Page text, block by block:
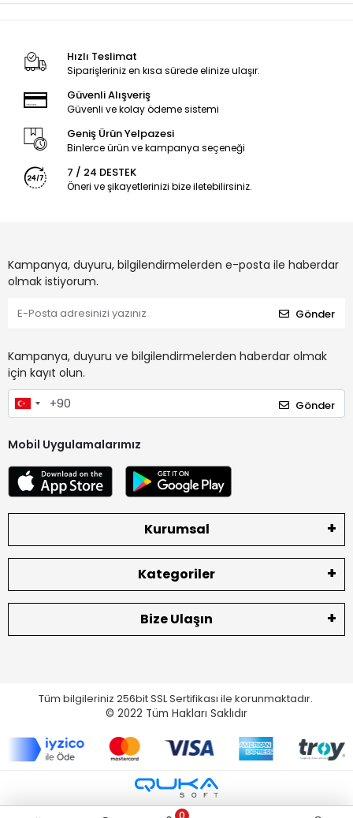
Hızlı Teslimat
Siparişleriniz en kısa sürede elinize ulaşır.
Güvenli Alışveriş
Güvenli ve kolay ödeme sistemi
Geniş Ürün Yelpazesi
Binlerce ürün ve kampanya seçeneği
7 / 24 DESTEK
Öneri ve şikayetlerinizi bize iletebilirsiniz.
Kampanya, duyuru, bilgilendirmelerden e-posta ile haberdar
olmak istiyorum.
Gönder
Kampanya, duyuru ve bilgilendirmelerden haberdar olmak
için kayıt olun.
Gönder
Mobil Uygulamalarımız
Kurumsal
Kategoriler
Bize Ulaşın
Tüm bilgileriniz 256bit SSL Sertifikası ile korunmaktadır.
© 2022 Tüm Hakları Saklıdır